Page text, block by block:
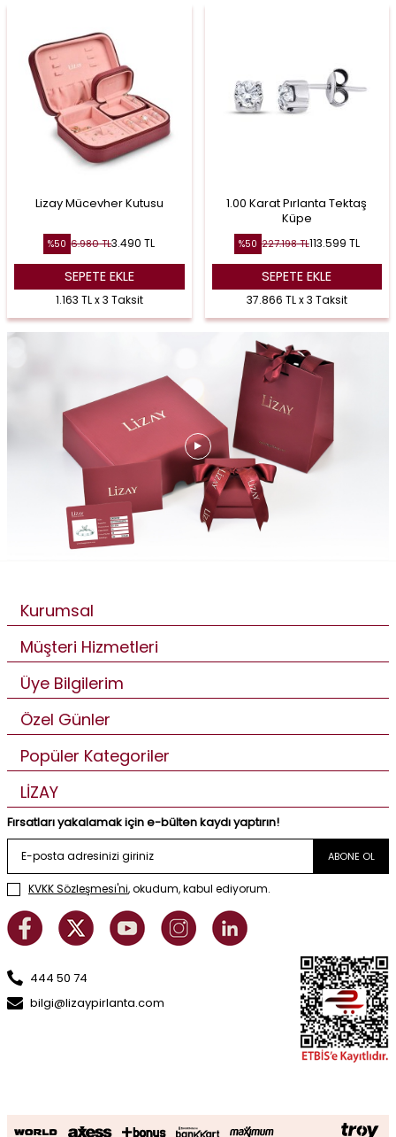
Lizay Mücevher Kutusu
%50 6.980TL3.490 TL
SEPETE EKLE
1.163 TL x 3 Taksit
1.00 Karat Pırlanta Tektaş
Küpe
%50 227.198TL113.599 TL
SEPETE EKLE
37.866 TL x 3 Taksit
Kurumsal
Müşteri Hizmetleri
Üye Bilgilerim
Özel Günler
Popüler Kategoriler
LİZAY
Fırsatları yakalamak için e-bülten kaydı yaptırın!
ABONE OL
KVKK Sözleşmesi'ni, okudum, kabul ediyorum.
444 50 74
bilgi@lizaypirlanta.com